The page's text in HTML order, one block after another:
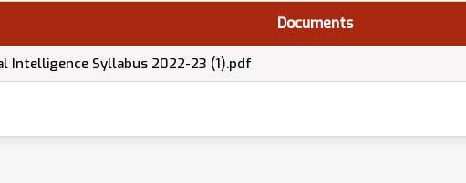
Documents
Intelligence Syllabus 2022-23 (1).pdf